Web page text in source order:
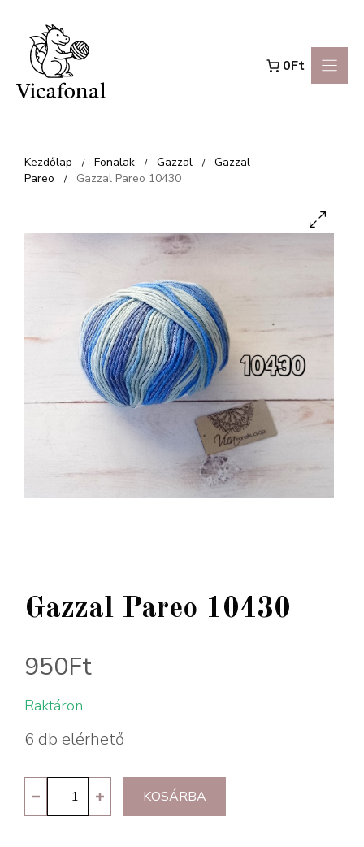
Kilépés
tartalomba
0Ft
Kezdőlap / Fonalak / Gazzal /
Gazzal
Pareo
/ Gazzal Pareo 10430
Gazzal Pareo 10430
950Ft
Raktáron
6 db elérhető
Pareo
KOSÁRBA